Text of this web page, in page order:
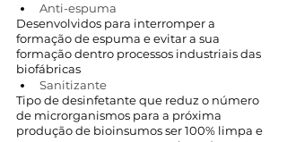
Anti-espuma
Desenvolvidos para interromper a
formação de espuma e evitar a sua
formação dentro processos industriais das
biofábricas
Sanitizante
Tipo de desinfetante que reduz o número
de microrganismos para a próxima
produção de bioinsumos ser 100% limpa e